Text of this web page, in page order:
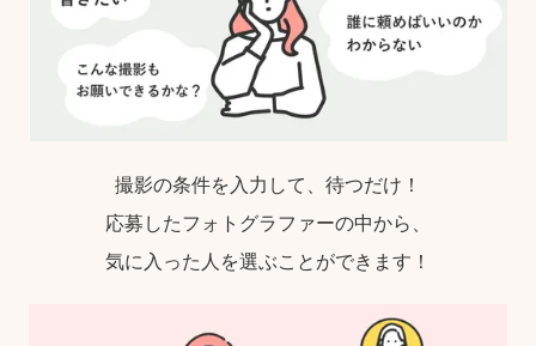
撮影の条件を入力して、待つだけ！
応募したフォトグラファーの中から、
気に入った人を選ぶことができます！